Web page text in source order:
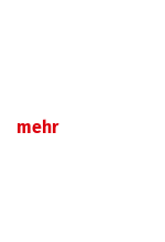
mehr